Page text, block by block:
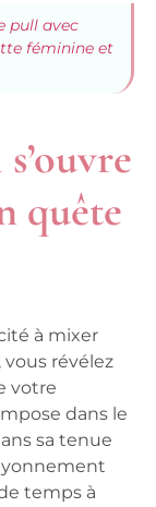
pull avec
féminine et
quête
à mixer
révélez
votre
dans le
sa tenue
temps à